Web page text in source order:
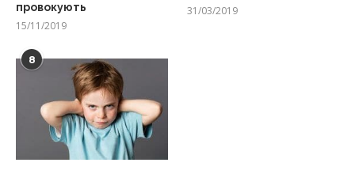
провокують
15/11/2019
31/03/2019
8